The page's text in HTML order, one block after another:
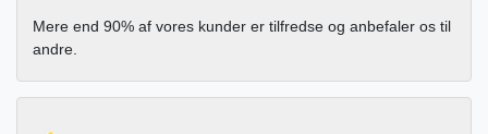
Mere end 90% af vores kunder er tilfredse og anbefaler os til
andre.